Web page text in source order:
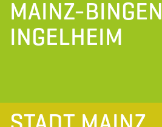
MAINZ-BINGEN
INGELHEIM